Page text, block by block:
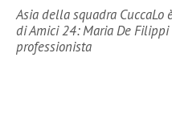
Asia della squadra
di Amici 24: Maria De
professionista